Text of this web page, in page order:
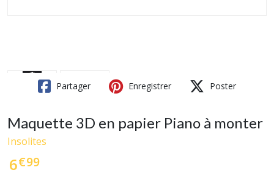
Partager Enregistrer Poster
Maquette 3D en papier Piano à monter
Insolites
6€99